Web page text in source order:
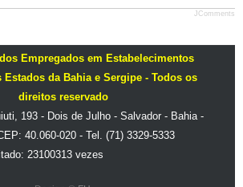
JComments
Empregados em Estabelecimentos
Estados da Bahia e Sergipe - Todos os
direitos reservado
193 - Dois de Julho - Salvador - Bahia -
40.060-020 - Tel. (71) 3329-5333
23100313 vezes